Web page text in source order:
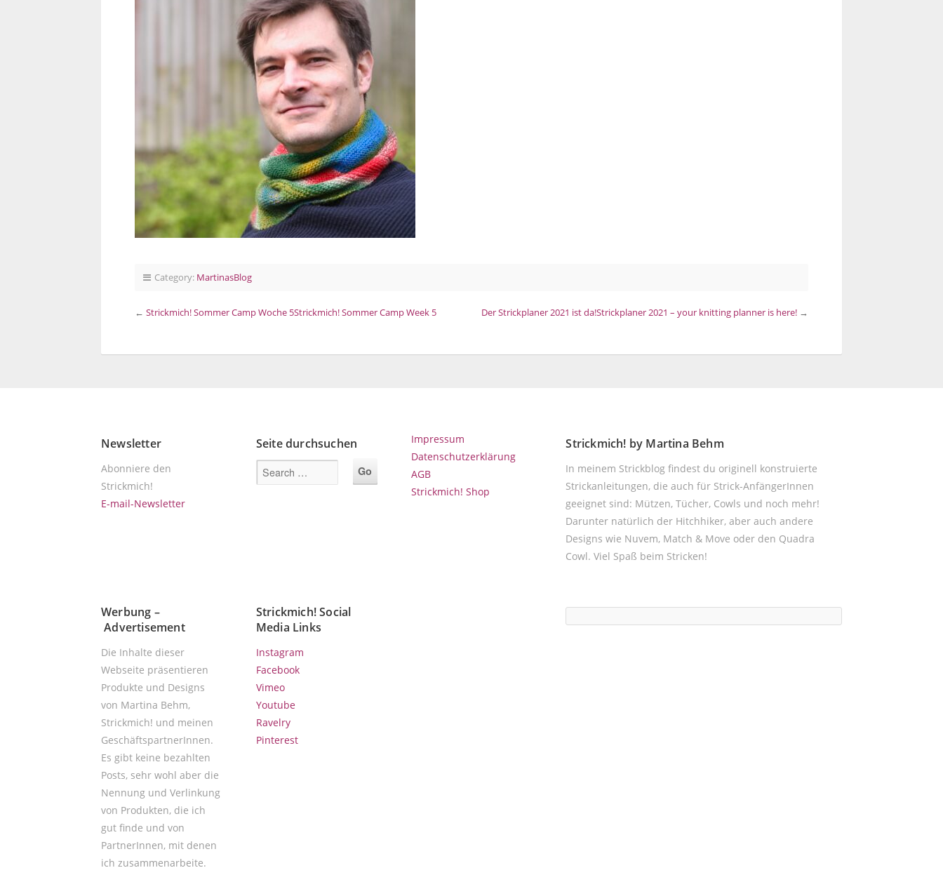
Category: MartinasBlog
← Strickmich! Sommer Camp Woche 5Strickmich! Sommer Camp Week 5 Der Strickplaner 2021 ist da!Strickplaner 2021 – your knitting planner is here! →
Newsletter
Abonniere den
Strickmich!
E-mail-Newsletter
Seite durchsuchen
Impressum
Datenschutzerklärung
AGB
Strickmich! Shop
Strickmich! by Martina Behm
In meinem Strickblog findest du originell konstruierte
Strickanleitungen, die auch für Strick-AnfängerInnen
geeignet sind: Mützen, Tücher, Cowls und noch mehr!
Darunter natürlich der Hitchhiker, aber auch andere
Designs wie Nuvem, Match & Move oder den Quadra
Cowl. Viel Spaß beim Stricken!
Werbung –
Advertisement
Die Inhalte dieser
Webseite präsentieren
Produkte und Designs
von Martina Behm,
Strickmich! und meinen
GeschäftspartnerInnen.
Es gibt keine bezahlten
Posts, sehr wohl aber die
Nennung und Verlinkung
von Produkten, die ich
gut finde und von
PartnerInnen, mit denen
ich zusammenarbeite.
Strickmich! Social
Media Links
Instagram
Facebook
Vimeo
Youtube
Ravelry
Pinterest